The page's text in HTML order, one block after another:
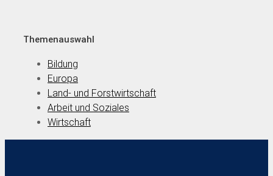
Themenauswahl
Bildung
Europa
Land- und Forstwirtschaft
Arbeit und Soziales
Wirtschaft